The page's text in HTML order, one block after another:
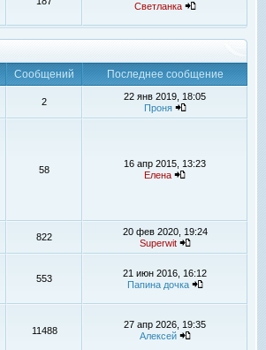
Светланка
Сообщений Последнее сообщение
2
22 янв 2019, 18:05
Проня
58
16 апр 2015, 13:23
Елена
822
20 фев 2020, 19:24
Superwit
553
21 июн 2016, 16:12
Папина дочка
11488
27 апр 2026, 19:35
Алексей